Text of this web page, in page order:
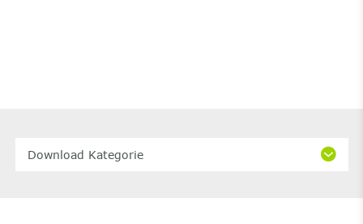
Download Kategorie